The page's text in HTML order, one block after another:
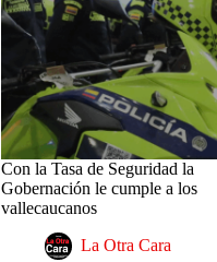
Con la Tasa de Seguridad la
Gobernación le cumple a los
vallecaucanos
La Otra Cara